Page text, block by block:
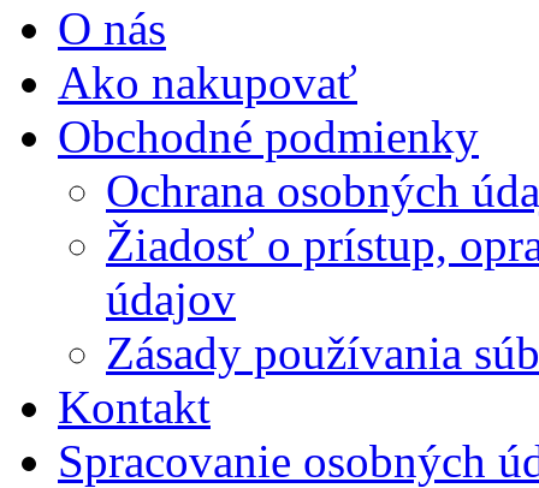
O nás
Ako nakupovať
Obchodné podmienky
Ochrana osobných
Žiadosť o prístup,
údajov
Zásady používania
Kontakt
Spracovanie osobných